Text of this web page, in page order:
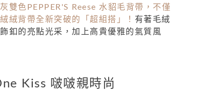
雙色PEPPER'S Reese 水貂毛背帶，不僅
絨背帶全新突破的「超組搭」！ 有著毛絨
釦的亮點光采，加上高貴優雅的氣質風
Kiss 啵啵親時尚